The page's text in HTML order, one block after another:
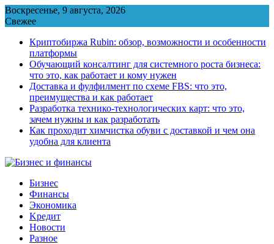
Перейти
к
Воскресенье, 9 августа, 2026
Свежее
Криптобиржа Rubin: обзор, возможности и особенности
платформы
Обучающий консалтинг для системного роста бизнеса:
что это, как работает и кому нужен
Доставка и фулфилмент по схеме FBS: что это,
преимущества и как работает
Разработка технико-технологических карт: что это,
зачем нужны и как разработать
Как проходит химчистка обуви с доставкой и чем она
удобна для клиента
Бизнес
Финансы
Экономика
Kредит
Новости
Разное